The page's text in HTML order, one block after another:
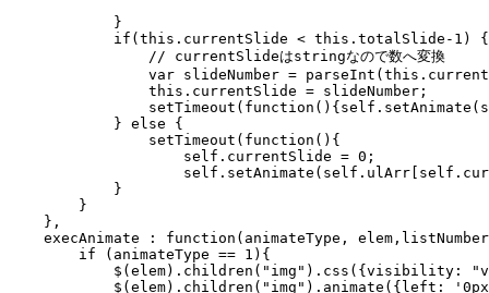
            }
            if(this.currentSlide < this.totalSlide-1) {
                // currentSlideはstringなので数へ変換
var slideNumber =
                this.currentSlide = slideNumber;
            } else {
                setTimeout(function(){
                    self.currentSlide = 0;
            }
        }
    },
execAnimate : function(animateType,
        if (animateType == 1){
$(elem).children("img").css({visibility:
$(elem).children("img").animate({left: